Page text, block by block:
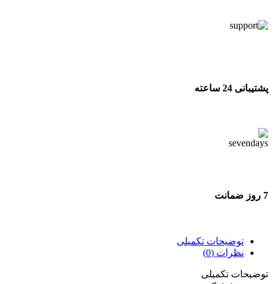
پشتیبانی 24 ساعته
7 روز ضمانت
توضیحات تکمیلی
نظرات (0)
توضیحات تکمیلی